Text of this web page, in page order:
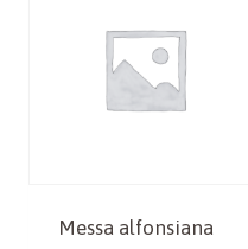
Messa alfonsiana